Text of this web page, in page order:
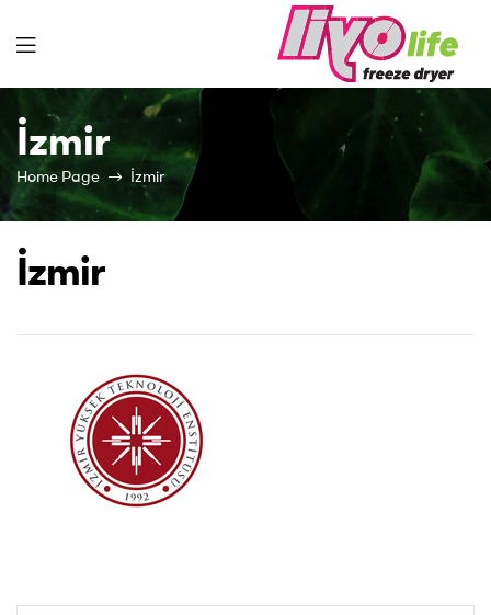
Liyolife
İzmir
Home Page İzmir
İzmir